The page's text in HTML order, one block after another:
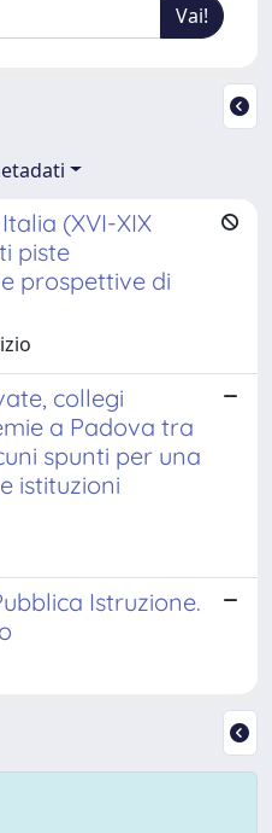
(XVI-XIX
piste
prospettive di
collegi
a Padova tra
spunti per una
istituzioni
Istruzione.